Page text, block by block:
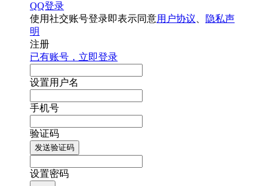
QQ登录
使用社交账号登录即表示同意用户协议
隐私声
明
注册
已有账号，立即登录
设置用户名
手机号
验证码
发送验证码
设置密码